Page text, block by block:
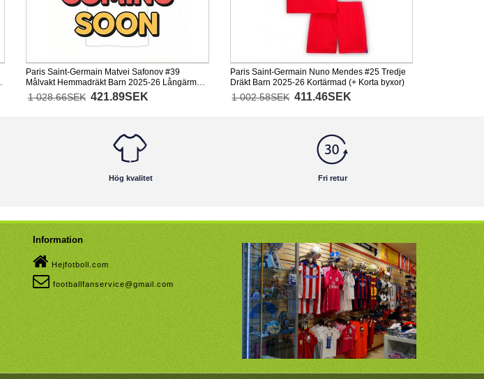
Paris Saint-Germain Matvei Safonov #39
Målvakt Hemmadräkt Barn 2025-26 Långärmad
(+ Korta byxor)
1 028.66SEK 421.89SEK
Paris Saint-Germain Nuno Mendes #25 Tredje
Dräkt Barn 2025-26 Kortärmad (+ Korta byxor)
1 002.58SEK 411.46SEK
Hög kvalitet Fri retur
Information
Hejfotboll.com
footballfanservice@gmail.com